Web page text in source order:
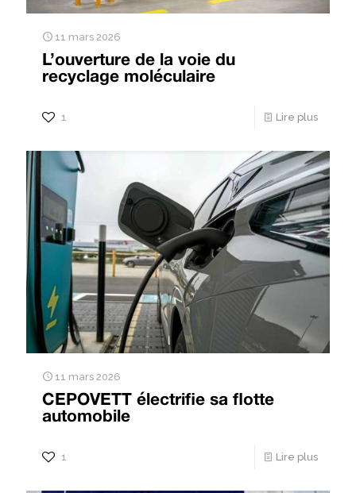
11 mars 2026
L’ouverture de la voie du
recyclage moléculaire
1 Lire plus
11 mars 2026
CEPOVETT électrifie sa flotte
automobile
1 Lire plus